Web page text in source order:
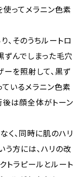
ってメラニン色素
、そのうちルートロ
ずんでしまった毛穴
を照射して、黒ず
いるメラニン色素
後は顔全体がトーン
く、同時に肌のハリ
方には、ハリの改
トラピールとルート